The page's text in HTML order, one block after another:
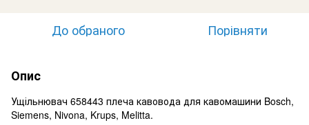
До обраного Порівняти
Опис
Ущільнювач 658443 плеча кавовода для кавомашини Bosch,
Siemens, Nivona, Krups, Melitta.